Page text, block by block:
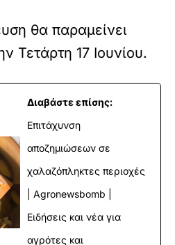
θα παραμείνει
Τετάρτη 17 Ιουνίου.
Διαβάστε επίσης:
Επιτάχυνση
αποζημιώσεων σε
χαλαζόπληκτες περιοχές
| Agronewsbomb |
Ειδήσεις και νέα για
αγρότες και